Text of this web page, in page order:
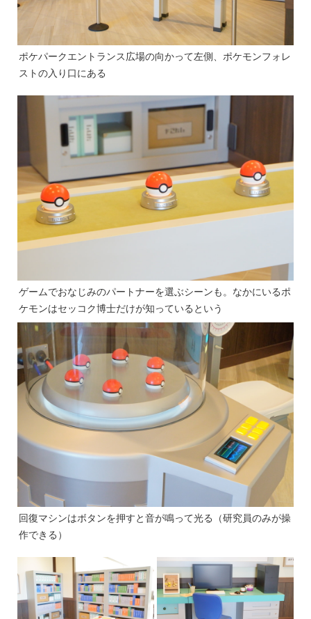
ポケパークエントランス広場の向かって左側、ポケモンフォレ
ストの入り口にある
ゲームでおなじみのパートナーを選ぶシーンも。なかにいるポ
ケモンはセッコク博士だけが知っているという
回復マシンはボタンを押すと音が鳴って光る（研究員のみが操
作できる）